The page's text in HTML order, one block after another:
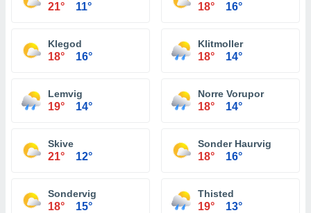
21° 11° 18° 16°
Klegod
18° 16°
Klitmoller
18° 14°
Lemvig
19° 14°
Norre Vorupor
18° 14°
Skive
21° 12°
Sonder Haurvig
18° 16°
Sondervig
18° 15°
Thisted
19° 13°